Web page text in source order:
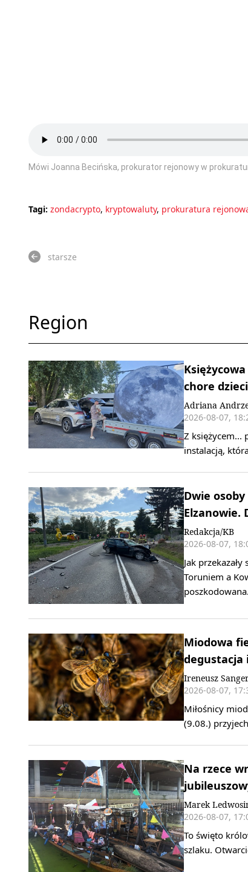
Mówi Joanna Becińska, prokurator rejonowy w
Tagi: zondacrypto, kryptowaluty, prokuratura
starsze
Region
chore
Adriana
2026-08-07,
Z księżycem...
instalacją,
Dwie
Elzanowie.
Redakcja/KB
2026-08-07,
Jak
Toruniem a
Miodowa
degustacja
Ireneusz
2026-08-07,
Miłośnicy
(9.08.)
Na rzece
Marek
2026-08-07,
To święto
szlaku.